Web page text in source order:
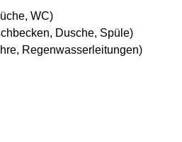
WC)
Dusche, Spüle)
Regenwasserleitungen)